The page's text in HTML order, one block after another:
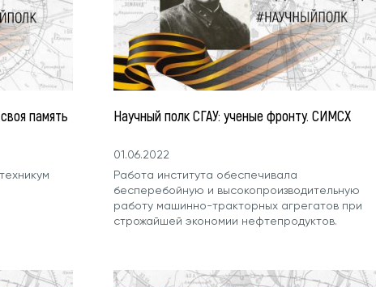
память Научный полк СГАУ: ученые фронту. СИМСХ
01.06.2022
Работа института обеспечивала
бесперебойную и высокопроизводительную
работу машинно-тракторных агрегатов при
строжайшей экономии нефтепродуктов.